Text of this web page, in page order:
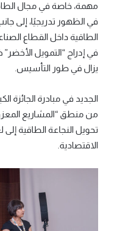
مهمة، خاصة في مجال
في الظهور تدريجيًا، إلى
الطاقية داخل القطاع
في إدراج “التمويل
يزال في طور التأسيس.
الجديد في مبادرة الجائزة
من منطق “المشاريع
تحويل النجاعة الطاقية
الاقتصادية.